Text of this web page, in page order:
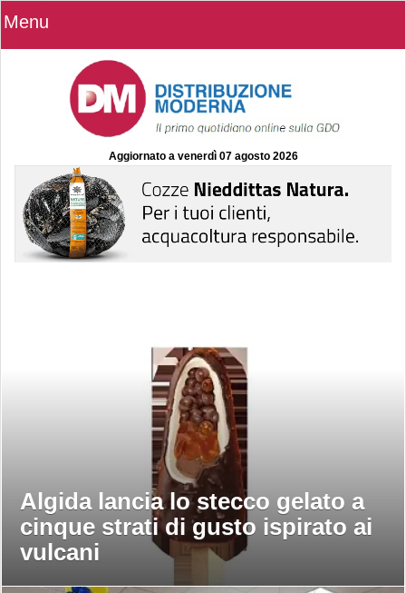
Menu
Aggiornato a venerdì 07 agosto 2026
Algida lancia lo stecco gelato a
cinque strati di gusto ispirato ai
vulcani